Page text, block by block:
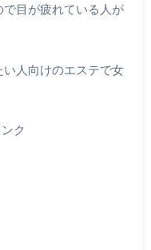
目が疲れている人が
い人向けのエステで女
ク